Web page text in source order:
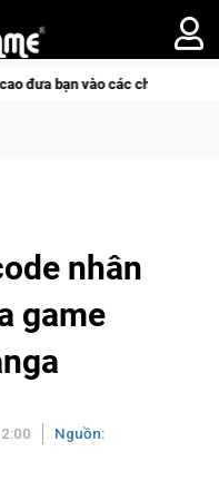
vào các chiến dịch lịch sử khốc
nhân
game
Nguồn: